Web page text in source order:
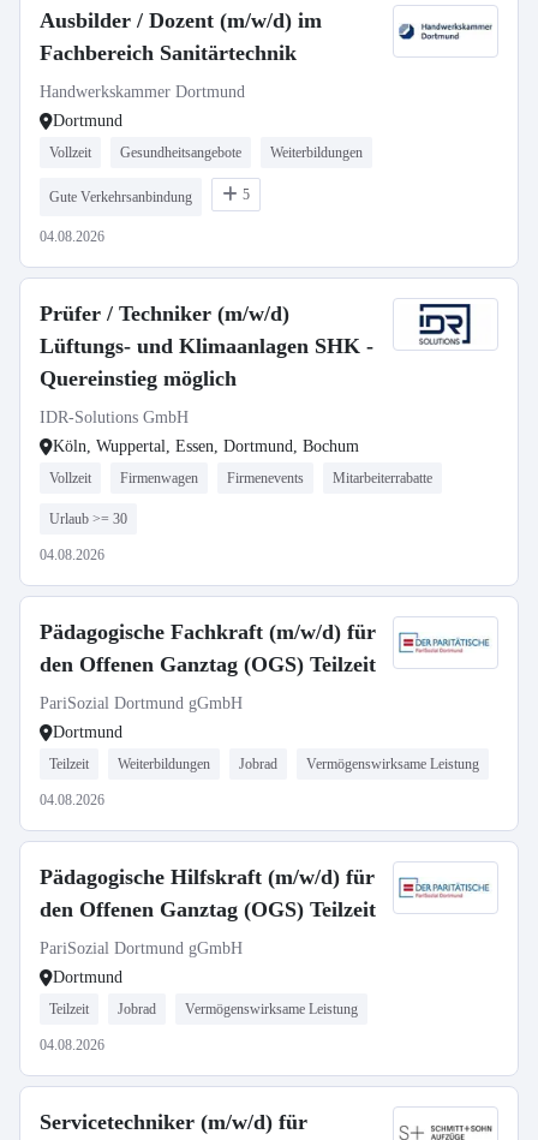
Ausbilder / Dozent (m/w/d) im
Fachbereich Sanitärtechnik
Handwerkskammer Dortmund
Dortmund
Vollzeit Gesundheitsangebote Weiterbildungen
Gute Verkehrsanbindung 5
04.08.2026
Prüfer / Techniker (m/w/d)
Lüftungs- und Klimaanlagen SHK -
Quereinstieg möglich
IDR-Solutions GmbH
Köln, Wuppertal, Essen, Dortmund, Bochum
Vollzeit Firmenwagen Firmenevents Mitarbeiterrabatte
Urlaub >= 30
04.08.2026
Pädagogische Fachkraft (m/w/d) für
den Offenen Ganztag (OGS) Teilzeit
PariSozial Dortmund gGmbH
Dortmund
Teilzeit Weiterbildungen Jobrad Vermögenswirksame Leistung
04.08.2026
Pädagogische Hilfskraft (m/w/d) für
den Offenen Ganztag (OGS) Teilzeit
PariSozial Dortmund gGmbH
Dortmund
Teilzeit Jobrad Vermögenswirksame Leistung
04.08.2026
Servicetechniker (m/w/d) für